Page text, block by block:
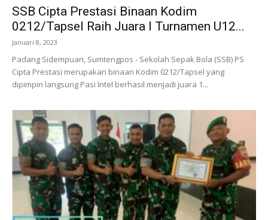
SSB Cipta Prestasi Binaan Kodim
0212/Tapsel Raih Juara I Turnamen U12...
Januari 8, 2023
Padang Sidempuan, Sumtengpos - Sekolah Sepak Bola (SSB) PS
Cipta Prestasi merupakan binaan Kodim 0212/Tapsel yang
dipimpin langsung Pasi Intel berhasil menjadi juara 1...